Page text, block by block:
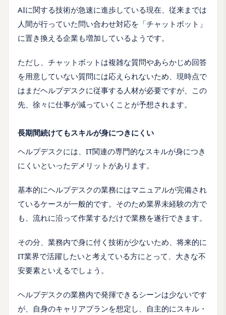
AIに関する技術が急速に進歩している現在、従来までは
人間が行っていた問い合わせ対応を「チャットボット」
に置き換える企業も増加しているようです。
ただし、チャットボットは複雑な質問やあらかじめ回答
を用意していない質問には応えられないため、現時点で
はまだヘルプデスクに従事する人材が必要ですが、この
先、徐々に仕事が減っていくことが予想されます。
長期間続けてもスキルが身につきにくい
ヘルプデスクには、IT関連の専門的なスキルが身につき
にくいといったデメリットがあります。
基本的にヘルプデスクの業務にはマニュアルが完備され
ているケースが一般的です。そのため業界未経験の方で
も、流れに沿って作業するだけで業務を遂行できます。
その分、業務内で身に付く技術が少ないため、将来的に
IT業界で活躍したいと考えている方にとって、大きな不
安要素といえるでしょう。
ヘルプデスクの業務内で発揮できるシーンは少ないです
が、自身のキャリアプランを想定し、自主的にスキル・